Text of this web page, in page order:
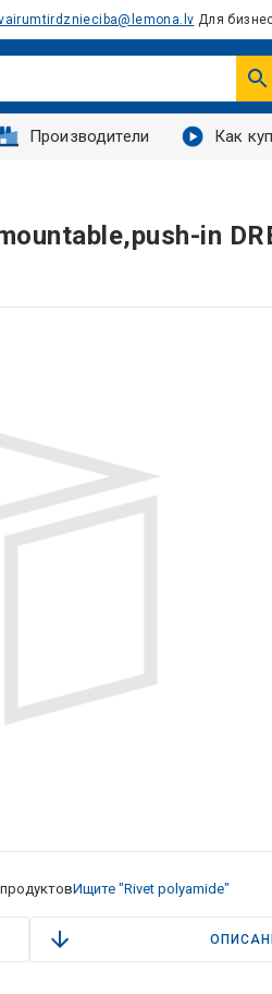
Для
Производители Как
in
Ищите "Rivet polyamide"